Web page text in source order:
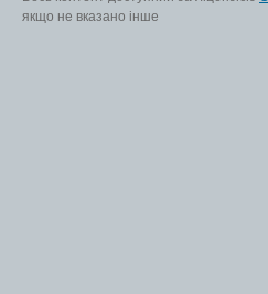
якщо не вказано інше